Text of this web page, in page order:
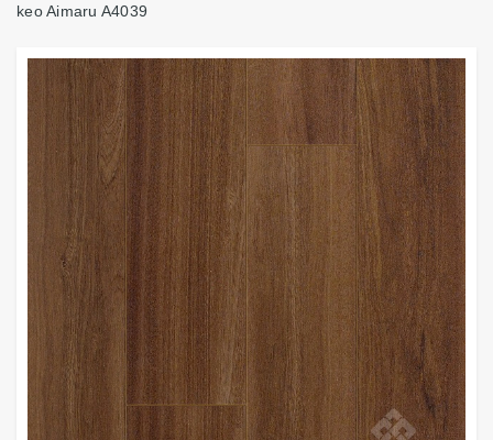
keo Aimaru A4039